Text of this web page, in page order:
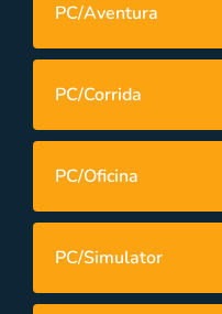
PC/Aventura
PC/Corrida
PC/Oficina
PC/Simulator